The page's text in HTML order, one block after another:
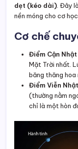
dẹt (kéo dài). Đây
nền móng cho cơ
Cơ chế
Điểm Cận
Mặt Trời nhất.
băng thăng hoa
Điểm Viễn
(thường nằm
chỉ là một hòn